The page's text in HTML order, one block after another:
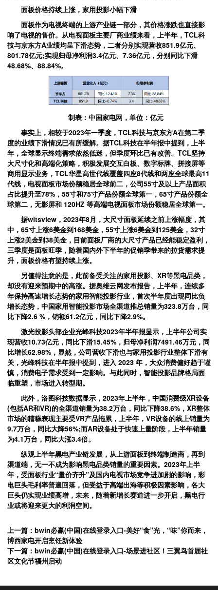
面板价格持续上涨，家用投影小幅下滑
面板作为电视终端的上游产业链一部分，其价格涨跌也直接影
响了电视的售价。从电视面板主要厂商业绩来看，上半年，TCL科
技与京东方A业绩均呈下滑态势，二者分别实现营收851.9亿元、
801.78亿元;实现归母净利润3.4亿元、7.36亿元，分别同比下滑
48.68%、88.84%。
制表：中国家电网，单位：亿元
事实上，相较于2023年一季度，TCL科技与京东方A在第二季
度的业绩下滑情况已有所缓解。据TCL科技在半年报中提到，上半
年，全球显示终端需求依然低迷，但季度环比已有改善。TCL坚持
大尺寸化和高端化策略，积极发展交互白板、数字标牌、拼接屏等
商用显示业务，TCL华星高世代线覆盖四座8代线和两座全球最高11
代线，电视面板市场份额稳居全球前二，公司55寸及以上产品面积
占比提升至78%，55寸和75寸产品份额全球第一，65寸产品份额全
球第二，无影屏和 120HZ 等高端电视面板市场份额稳居全球第一。
据witsview，2023年8月，大尺寸面板延续之前上涨幅度，其
中，65寸上涨6美金到168美金，55寸上涨6美金到125美金，32寸
上涨2美金到38美金，目前面板厂商的大尺寸产品已经能稳定盈利，
三季度是面板旺季，随着国内外下半年的促销季带来的拉货需求提
升，面板价格有望持续上涨。
另值得注意的是，此前备受关注的家用投影、XR等黑电品类，
却没有迎来预期中的高涨。据奥维云网发布报告，上半年，连续多
年保持高速增长态势的家用智能投影行业，首次半年度出现同比负
增长态势，中国家用智能投影市场全渠道推总销量为323.8万台，同
比下降2.6 %，销额61.2亿元，同比下降2.9%。
激光投影头部企业光峰科技2023年半年报显示，上半年公司实
现营收10.73亿元，同比下滑15.45%，归母净利润7491.46万元，同
比增长62.98%，显然，公司营收下滑也与家用投影行业整体下滑有
关，光峰科技在半年报中提到，进入 2023 年，大众消费偏好趋于谨
慎，消费电子需求受到一定影响。与此同时，智能投影品牌格局面
临重塑，市场进入转型期。
此外，洛图科技数据显示，2023年上半年，中国消费级XR设备
(包括AR和VR)的全渠道销量为38.2万台，同比下降38.6%，XR整体
市场的糟糕表现主要受VR产品拖累，上半年，VR设备的线上销量为
9.7万台，同比大降56%;而AR设备处于快速上量阶段，上半年销量
为4.1万台，同比大涨3.4倍。
纵观上半年黑电产业链发展，从上游面板到终端制造商，再到
渠道端，无一不成为影响黑电品类销量的重要因素。2023年上半
年，受面板行业“量价齐升”及国内电视市场竞争进加剧的影响，彩
电巨头毛利率普遍回落，但受益于高端出海等积极因素影响，各大
巨头仍实现业绩高增，未来，随着新增长赛道进一步开启，黑电行
业或将迎来更大的利润空间。
上一篇：bwin必赢(中国)在线登录入口-美好“食”光，“味”你而来，
博西家电开启烹饪新体验
下一篇：bwin必赢(中国)在线登录入口-场景进社区！三翼鸟首届社
区文化节福州启动